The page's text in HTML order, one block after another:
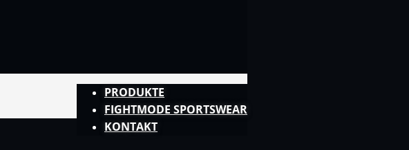
PRODUKTE
FIGHTMODE SPORTSWEAR
KONTAKT